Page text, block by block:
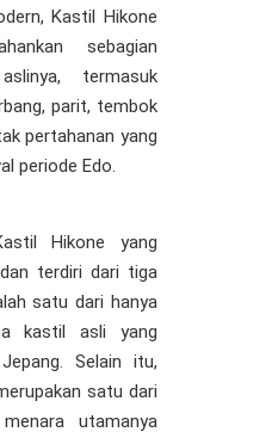
Kastil Hikone
sebagian
termasuk
parit, tembok
pertahanan yang
periode Edo.
Hikone yang
terdiri dari tiga
satu dari hanya
kastil asli yang
Selain itu,
satu dari
utamanya